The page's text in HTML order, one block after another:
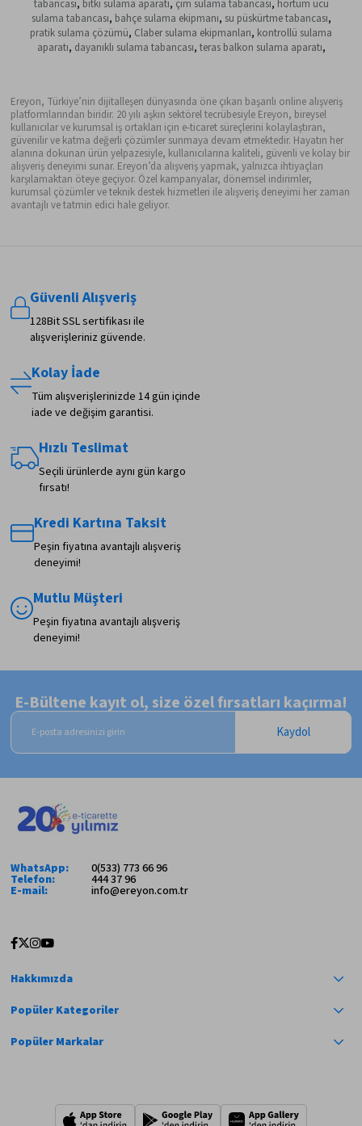
tabancası, bitki sulama aparatı, çim sulama tabancası, hortum ucu
sulama tabancası, bahçe sulama ekipmanı, su püskürtme tabancası,
pratik sulama çözümü, Claber sulama ekipmanları, kontrollü sulama
aparatı, dayanıklı sulama tabancası, teras balkon sulama aparatı,
Ereyon, Türkiye’nin dijitalleşen dünyasında öne çıkan başarılı online alışveriş
platformlarından biridir. 20 yılı aşkın sektörel tecrübesiyle Ereyon, bireysel
kullanıcılar ve kurumsal iş ortakları için e-ticaret süreçlerini kolaylaştıran,
güvenilir ve katma değerli çözümler sunmaya devam etmektedir. Hayatın her
alanına dokunan ürün yelpazesiyle, kullanıcılarına kaliteli, güvenli ve kolay bir
alışveriş deneyimi sunar. Ereyon’da alışveriş yapmak, yalnızca ihtiyaçları
karşılamaktan öteye geçiyor. Özel kampanyalar, dönemsel indirimler,
kurumsal çözümler ve teknik destek hizmetleri ile alışveriş deneyimi her zaman
avantajlı ve tatmin edici hale geliyor.
Güvenli Alışveriş
128Bit SSL sertifikası ile
alışverişleriniz güvende.
Kolay İade
Tüm alışverişlerinizde 14 gün içinde
iade ve değişim garantisi.
Hızlı Teslimat
Seçili ürünlerde aynı gün kargo
fırsatı!
Kredi Kartına Taksit
Peşin fiyatına avantajlı alışveriş
deneyimi!
Mutlu Müşteri
Peşin fiyatına avantajlı alışveriş
deneyimi!
E-Bültene kayıt ol, size özel fırsatları kaçırma!
Kaydol
WhatsApp: 0(533) 773 66 96
Telefon: 444 37 96
E-mail: info@ereyon.com.tr
Hakkımızda
Popüler Kategoriler
Popüler Markalar